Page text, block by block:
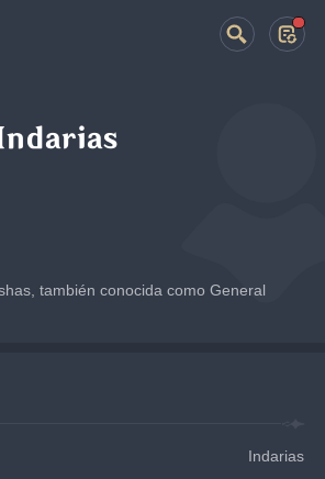
también conocida como General
Indarias